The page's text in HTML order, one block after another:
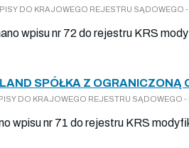
DO KRAJOWEGO REJESTRU
wpisu nr 72 do rejestru KRS
SPÓŁKA Z
DO KRAJOWEGO REJESTRU
wpisu nr 71 do rejestru KRS